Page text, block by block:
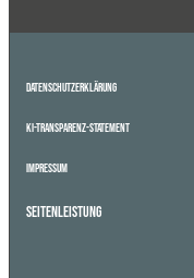
Datenschutzerklärung
KI-Transparenz-Statement
Impressum
Seitenleistung